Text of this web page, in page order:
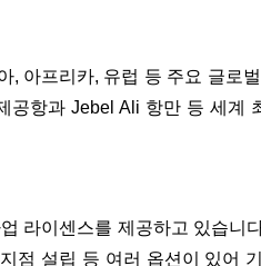
, 아프리카, 유럽 등 주요 글로
공항과 Jebel Ali 항만 등 세계
라이센스를 제공하고 있습니
점 설립 등 여러 옵션이 있어